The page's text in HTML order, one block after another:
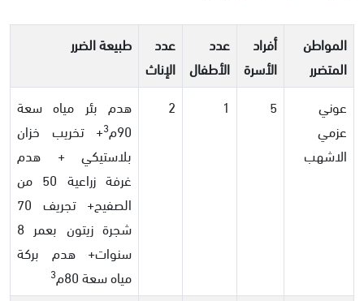
المواطن
المتضرر
أفراد
الأسرة
عدد
الأطفال
عدد
الإناث
طبيعة الضرر
عوني
عزمي
الاشهب
5
1
2
هدم بئر مياه سعة
90م 3+ تخريب خزان
بلاستيكي + هدم
غرفة زراعية 50 من
الصفيح+ تجريف 70
شجرة زيتون بعمر 8
سنوات+ هدم بركة
مياه سعة 80م
3